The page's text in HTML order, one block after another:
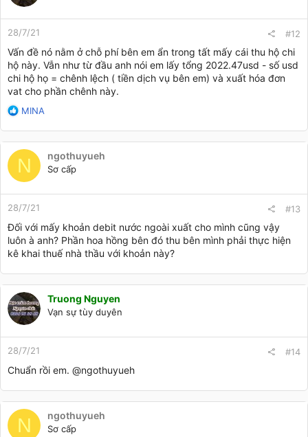
28/7/21 #12
Vấn đề nó nằm ở chỗ phí bên em ẩn trong tất mấy cái thu hộ chi
hộ này. Vẫn như từ đầu anh nói em lấy tổng 2022.47usd - số usd
chi hộ họ = chênh lệch ( tiền dịch vụ bên em) và xuất hóa đơn
vat cho phần chênh này.
R
a
c
t
o
n
s
:
MINA
N ngothuyueh
Sơ cấp
28/7/21 #13
Đối với mấy khoản debit nước ngoài xuất cho mình cũng vậy
luôn à anh? Phần hoa hồng bên đó thu bên mình phải thực hiện
kê khai thuế nhà thầu với khoản này?
Truong Nguyen
Vạn sự tùy duyên
28/7/21 #14
Chuẩn rồi em. @ngothuyueh
N ngothuyueh
Sơ cấp